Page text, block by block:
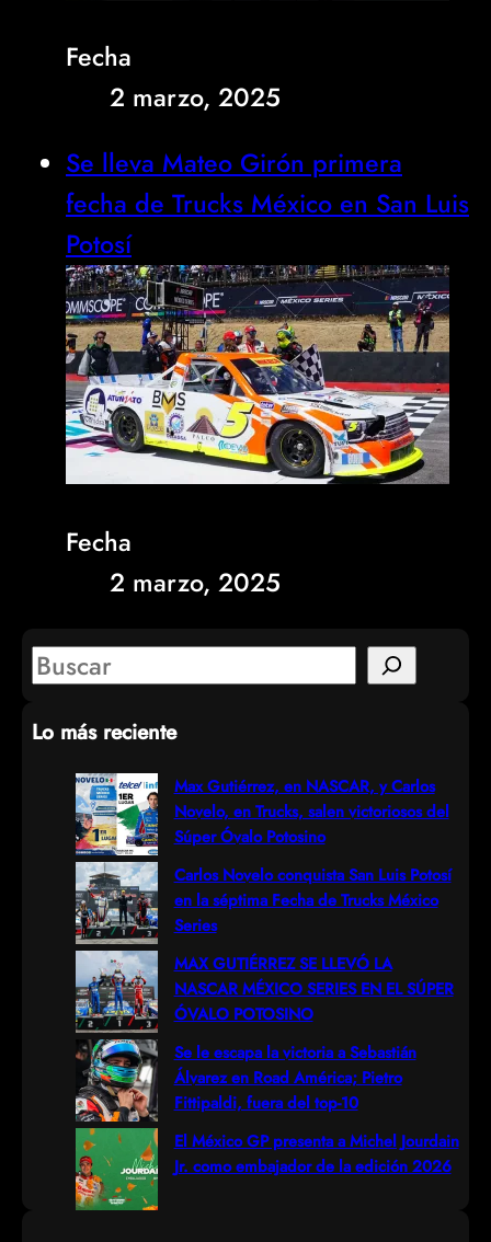
Fecha
2 marzo, 2025
Se lleva Mateo Girón primera
fecha de Trucks México en San Luis
Potosí
Fecha
2 marzo, 2025
S
a
Lo más reciente
Max Gutiérrez, en NASCAR, y Carlos
Novelo, en Trucks, salen victoriosos del
Súper Óvalo Potosino
Carlos Novelo conquista San Luis Potosí
en la séptima Fecha de Trucks México
Series
MAX GUTIÉRREZ SE LLEVÓ LA
NASCAR MÉXICO SERIES EN EL SÚPER
ÓVALO POTOSINO
Se le escapa la victoria a Sebastián
Álvarez en Road América; Pietro
Fittipaldi, fuera del top-10
El México GP presenta a Michel Jourdain
Jr. como embajador de la edición 2026